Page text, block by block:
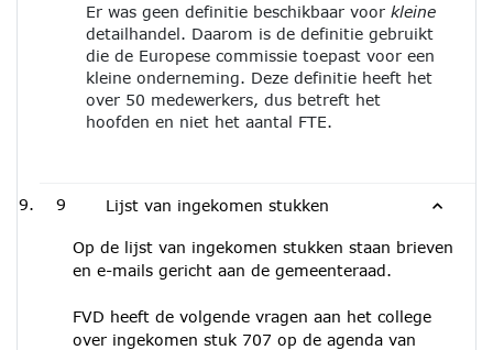
Er was geen definitie beschikbaar voor kleine
detailhandel. Daarom is de definitie gebruikt
die de Europese commissie toepast voor een
kleine onderneming. Deze definitie heeft het
over 50 medewerkers, dus betreft het
hoofden en niet het aantal FTE.
9 Lijst van ingekomen stukken
Op de lijst van ingekomen stukken staan brieven
en e-mails gericht aan de gemeenteraad.
FVD heeft de volgende vragen aan het college
over ingekomen stuk 707 op de agenda van